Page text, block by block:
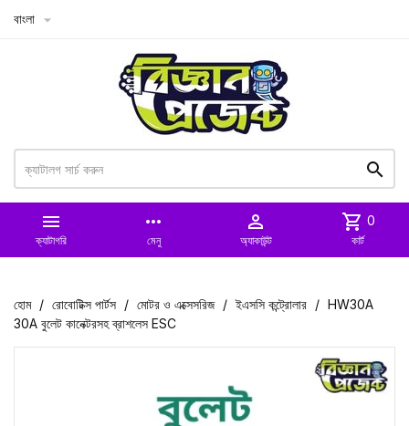
বাংলা 


ক্যাটাগরি
more_horiz
মেনু

অ্যাকাউন্ট
shopping_cart 0
কার্ট
হোম রোবোটিক্স পার্টস মোটর ও এক্সেসরিজ ইএসসি কন্ট্রোলার
HW30A
30A বুলেট কানেক্টরসহ ব্রাশলেস ESC